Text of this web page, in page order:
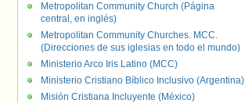
Metropolitan Community Church (Página
central, en inglés)
Metropolitan Community Churches. MCC.
(Direcciones de sus iglesias en todo el mundo)
Ministerio Arco Iris Latino (MCC)
Ministerio Cristiano Bíblico Inclusivo (Argentina)
Misión Cristiana Incluyente (México)